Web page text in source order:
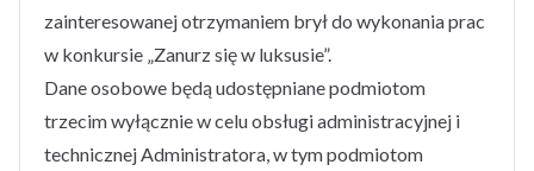
zainteresowanej otrzymaniem brył do wykonania prac
w konkursie „Zanurz się w luksusie”.
Dane osobowe będą udostępniane podmiotom
trzecim wyłącznie w celu obsługi administracyjnej i
technicznej Administratora, w tym podmiotom